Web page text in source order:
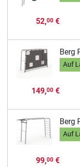
52,00€
Berg
Auf
149,00€
Berg
Auf
99,00€